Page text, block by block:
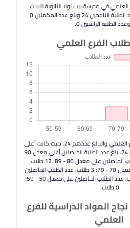
في مدرسة بيت اولا الثانوية للبنات
لسنة 2023، 24 طالبا، عدد الطلبة الناجحين 24 وبلغ عدد المكملين 0
الطلبة الراسبين 0.
الفرع العلمي
تراوحت علامات الطلبة للفرع العلمي والبالغ عددهم 24. حيث كانت أعلى
علامة 99.4 وأدنى علامة 74.7. بلغ عدد الطلبة الحاصلين أعلى معدل 90
فأعلى: 9 طلاب. عدد الطلاب الحاصلين على معدل 80 - 89: 12 طلاب.
عدد الطلاب الحاصلين على معدل 70 - 79: 3 طلاب. عدد الطلاب الحاصلين
على معدل 60 - 69: 0 طلاب. عدد الطلاب الحاصلين على معدل 50 - 59:
0 طلاب.
المواد الدراسية للفرع
العلمي